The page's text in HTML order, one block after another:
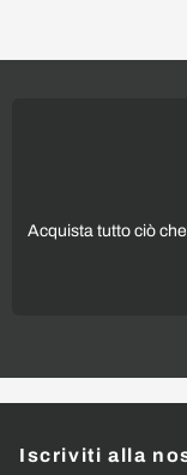
Acquista tutto ciò
Iscriviti alla